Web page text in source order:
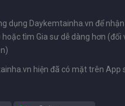
dụng Daykemtainha.vn để
hoặc tìm Gia sư dễ dàng hơn (đối
hiện đã có mặt trên App